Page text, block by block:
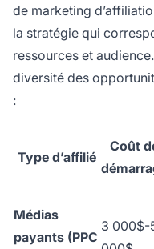
de marketing
la stratégie qui
ressources et
diversité des
:
Type d’affilié
Coût
Médias
payants (PPC
3 000$-